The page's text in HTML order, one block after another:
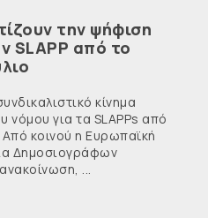
την ψήφιση
SLAPP από το
κίνημα
νόμου για τα SLAPPs από
Από κοινού η Ευρωπαϊκή
Δημοσιογράφων
...